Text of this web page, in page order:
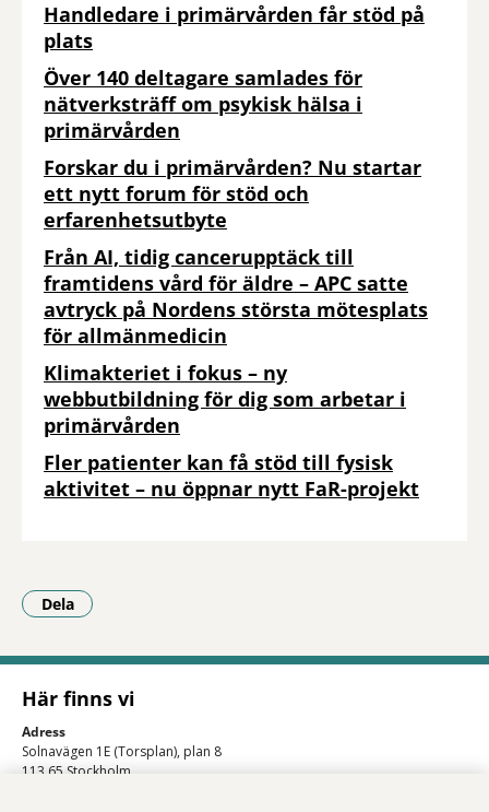
Handledare i primärvården får stöd på
plats
Över 140 deltagare samlades för
nätverksträff om psykisk hälsa i
primärvården
Forskar du i primärvården? Nu startar
ett nytt forum för stöd och
erfarenhetsutbyte
Från AI, tidig cancerupptäck till
framtidens vård för äldre – APC satte
avtryck på Nordens största mötesplats
för allmänmedicin
Klimakteriet i fokus – ny
webbutbildning för dig som arbetar i
primärvården
Fler patienter kan få stöd till fysisk
aktivitet – nu öppnar nytt FaR-projekt
Dela
- Klicka för att öppna delningsalternativ.
Här finns vi
Adress
Solnavägen 1E (Torsplan), plan 8
113 65 Stockholm